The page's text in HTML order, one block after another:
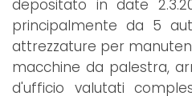
depositato in date
principalmente da 5
attrezzature per
macchine da palestra,
d'ufficio valutati